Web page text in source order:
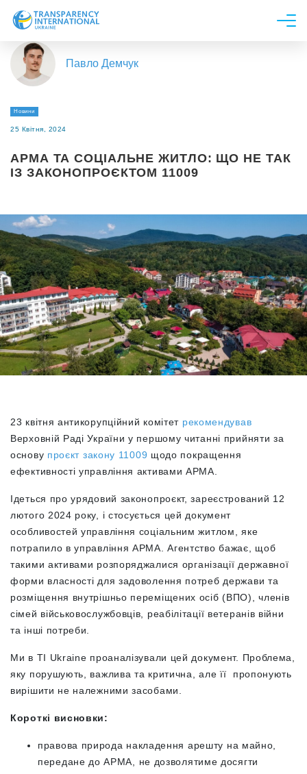
Про нас
Новини
Напрями роботи
Долучитися
Павло Демчук
Новини
25 Квітня, 2024
АРМА ТА СОЦІАЛЬНЕ ЖИТЛО: ЩО НЕ ТАК
ІЗ ЗАКОНОПРОЄКТОМ 11009
23 квітня антикорупційний комітет рекомендував
Верховній Раді України у першому читанні прийняти за
основу проєкт закону 11009 щодо покращення
ефективності управління активами АРМА.
Ідеться про урядовий законопроєкт, зареєстрований 12
лютого 2024 року, і стосується цей документ
особливостей управління соціальним житлом, яке
потрапило в управління АРМА. Агентство бажає, щоб
такими активами розпоряджалися організації державної
форми власності для задоволення потреб держави та
розміщення внутрішньо переміщених осіб (ВПО), членів
сімей військовослужбовців, реабілітації ветеранів війни
та інші потреби.
Ми в TI Ukraine проаналізували цей документ. Проблема,
яку порушують, важлива та критична, але її пропонують
вирішити не належними засобами.
Короткі висновки:
правова природа накладення арешту на майно,
передане до АРМА, не дозволятиме досягти